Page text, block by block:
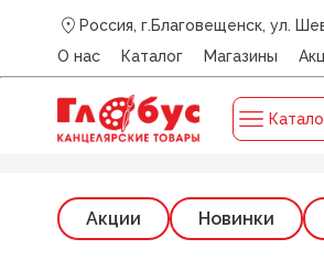
Россия, г.Благовещенск, ул.
О нас
Каталог Магазины
Главная /CROMEX
Акции Новинки